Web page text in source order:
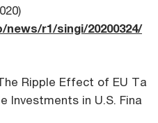
r1/singi/20200324/
Ripple Effect of EU Ta
Investments in U.S. Fina